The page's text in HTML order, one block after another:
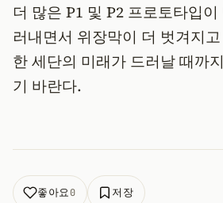
더 많은 P1 및 P2 프로토타입
러내면서 위장막이 더 벗겨지
한 세단의 미래가 드러날 때까
기 바란다.
좋아요0 저장